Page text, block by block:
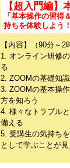
【超入門編】
「基本操作の習得
持ちを体験しよう！
【内容】（90分～2
1. オンライン研修
る
2. ZOOMの基礎知
3. ZOOMの基本操
方を知ろう
4. 様々なトラブル
備える
5. 受講生の気持ち
として学ぶことが